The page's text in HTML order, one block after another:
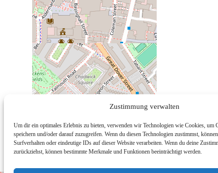
Zustimmung verwalten
Um dir ein optimales Erlebnis zu bieten, verwenden wir Technologien wie Cookies, um
speichern und/oder darauf zuzugreifen. Wenn du diesen Technologien zustimmst,
Surfverhalten oder eindeutige IDs auf dieser Website verarbeiten. Wenn du deine
zurückziehst, können bestimmte Merkmale und Funktionen beeinträchtigt werden.